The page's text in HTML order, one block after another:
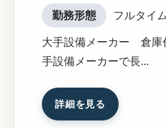
勤務形態 フルタイ
大手設備メーカー 倉庫
手設備メーカーで長...
詳細を見る